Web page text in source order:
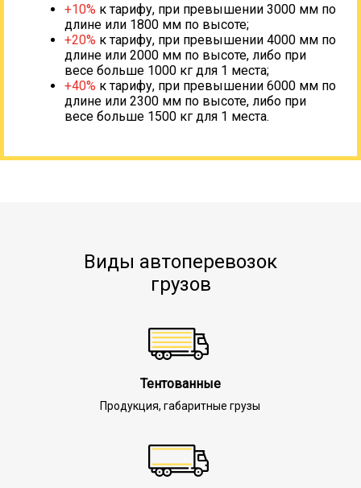
+10% к тарифу, при превышении 3000 мм по
длине или 1800 мм по высоте;
+20% к тарифу, при превышении 4000 мм по
длине или 2000 мм по высоте, либо при
весе больше 1000 кг для 1 места;
+40% к тарифу, при превышении 6000 мм по
длине или 2300 мм по высоте, либо при
весе больше 1500 кг для 1 места.
Виды автоперевозок
грузов
Тентованные
Продукция, габаритные грузы